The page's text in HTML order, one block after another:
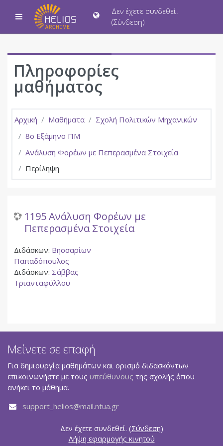
Μετάβαση στο κεντρικό περιεχόμενο
Πλευρικός πίνακας
Δεν έχετε συνδεθεί.
(Σύνδεση)
Πληροφορίες
μαθήματος
Αρχική Μαθήματα
Σχολή Πολιτικών Μηχανικών
8ο Εξάμηνο ΠΜ
Ανάλυση Φορέων με Πεπερασμένα Στοιχεία
Περίληψη
1195 Ανάλυση Φορέων με
Πεπερασμένα Στοιχεία
Διδάσκων: Βησσαρίων
Παπαδόπουλος
Διδάσκων: Σάββας
Τριανταφύλλου
Μείνετε σε επαφή
Για δημιουργία μαθημάτων και ορισμό διδασκόντων
επικοινωνήστε με τους υπεύθυνους της σχολής όπου
ανήκει το μάθημα.
support_helios@mail.ntua.gr
Δεν έχετε συνδεθεί. (Σύνδεση)
Λήψη εφαρμογής κινητού